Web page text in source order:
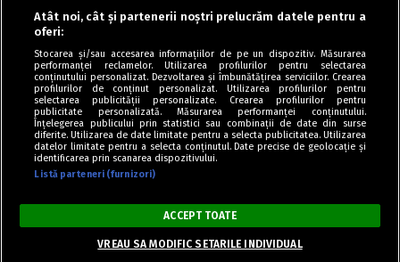
Program Antena 1
Politica de cookies
Politica de confidențialitate
Termeni și condiții
drepturile rezervate.
Copyright © Retete Fel de Fel 2020-2024.
Atât noi, cât și partenerii noștri prelucrăm datele pentru a
oferi:
Stocarea și/sau accesarea informațiilor de pe un dispozitiv. Măsurarea
performanței reclamelor. Utilizarea profilurilor pentru selectarea
conținutului personalizat. Dezvoltarea și îmbunătățirea serviciilor. Crearea
profilurilor de conținut personalizat. Utilizarea profilurilor pentru
selectarea publicității personalizate. Crearea profilurilor pentru
publicitate personalizată. Măsurarea performanței conținutului.
Înțelegerea publicului prin statistici sau combinații de date din surse
diferite. Utilizarea de date limitate pentru a selecta publicitatea. Utilizarea
datelor limitate pentru a selecta conținutul. Date precise de geolocație și
identificarea prin scanarea dispozitivului.
Listă parteneri (furnizori)
ACCEPT TOATE
VREAU SA MODIFIC SETARILE INDIVIDUAL